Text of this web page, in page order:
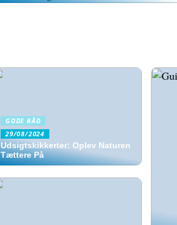
GODE RÅD
29/08/2024
Udsigtskikkerter: Oplev Naturen
Tættere På